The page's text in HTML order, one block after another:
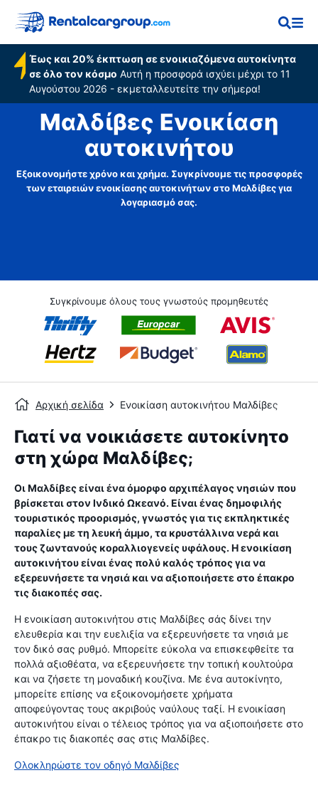
Έως και 20% έκπτωση σε ενοικιαζόμενα αυτοκίνητα
σε όλο τον κόσμο Αυτή η προσφορά ισχύει μέχρι το 11
Αυγούστου 2026 - εκμεταλλευτείτε την σήμερα!
Μαλδίβες Ενοικίαση
αυτοκινήτου
Εξοικονομήστε χρόνο και χρήμα. Συγκρίνουμε τις προσφορές
των εταιρειών ενοικίασης αυτοκινήτων στο Μαλδίβες για
λογαριασμό σας.
Συγκρίνουμε όλους τους γνωστούς προμηθευτές
Αρχική σελίδα Ενοικίαση αυτοκινήτου Μαλδίβες
Γιατί να νοικιάσετε αυτοκίνητο
στη χώρα Μαλδίβες;
Οι Μαλδίβες είναι ένα όμορφο αρχιπέλαγος νησιών που
βρίσκεται στον Ινδικό Ωκεανό. Είναι ένας δημοφιλής
τουριστικός προορισμός, γνωστός για τις εκπληκτικές
παραλίες με τη λευκή άμμο, τα κρυστάλλινα νερά και
τους ζωντανούς κοραλλιογενείς υφάλους. Η ενοικίαση
αυτοκινήτου είναι ένας πολύ καλός τρόπος για να
εξερευνήσετε τα νησιά και να αξιοποιήσετε στο έπακρο
τις διακοπές σας.
Η ενοικίαση αυτοκινήτου στις Μαλδίβες σάς δίνει την
ελευθερία και την ευελιξία να εξερευνήσετε τα νησιά με
τον δικό σας ρυθμό. Μπορείτε εύκολα να επισκεφθείτε τα
πολλά αξιοθέατα, να εξερευνήσετε την τοπική κουλτούρα
και να ζήσετε τη μοναδική κουζίνα. Με ένα αυτοκίνητο,
μπορείτε επίσης να εξοικονομήσετε χρήματα
αποφεύγοντας τους ακριβούς ναύλους ταξί. Η ενοικίαση
αυτοκινήτου είναι ο τέλειος τρόπος για να αξιοποιήσετε στο
έπακρο τις διακοπές σας στις Μαλδίβες.
Ολοκληρώστε τον οδηγό Μαλδίβες